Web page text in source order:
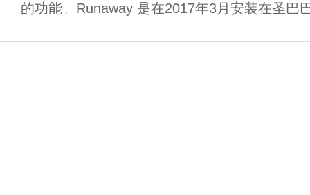
的功能。Runaway 是在2017年3月安装在圣